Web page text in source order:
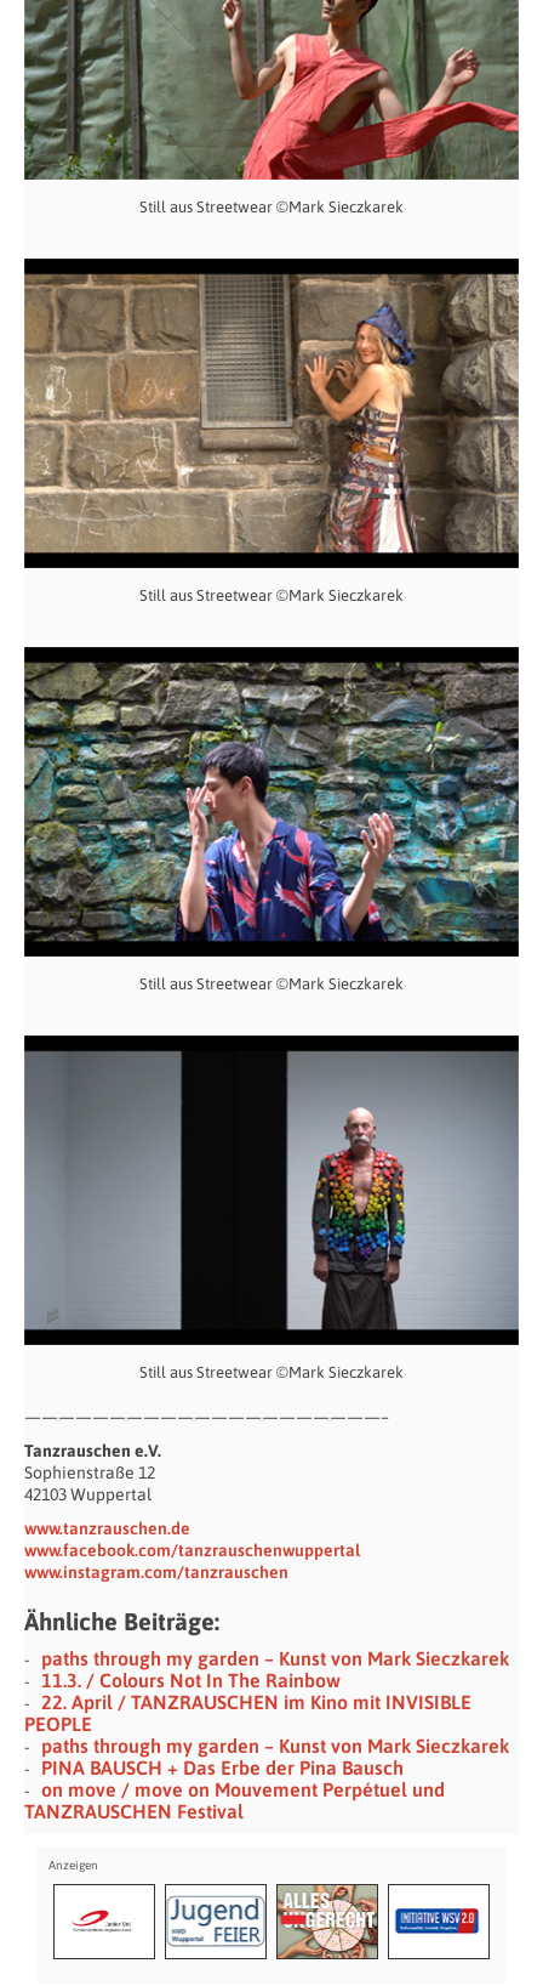
Still aus Streetwear ©Mark Sieczkarek
Still aus Streetwear ©Mark Sieczkarek
Still aus Streetwear ©Mark Sieczkarek
Still aus Streetwear ©Mark Sieczkarek
—————————————————————–
Tanzrauschen e.V.
Sophienstraße 12
42103 Wuppertal
www.tanzrauschen.de
www.facebook.com/tanzrauschenwuppertal
www.instagram.com/tanzrauschen
Ähnliche Beiträge:
paths through my garden – Kunst von Mark Sieczkarek
11.3. / Colours Not In The Rainbow
22. April / TANZRAUSCHEN im Kino mit INVISIBLE
PEOPLE
paths through my garden – Kunst von Mark Sieczkarek
PINA BAUSCH + Das Erbe der Pina Bausch
on move / move on Mouvement Perpétuel und
TANZRAUSCHEN Festival